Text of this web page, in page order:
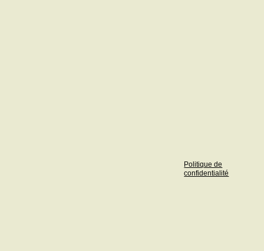
Politique de
confidentialité